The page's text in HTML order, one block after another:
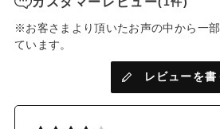
※お客さまより頂いたお声の中から一
ています。
レビューを書